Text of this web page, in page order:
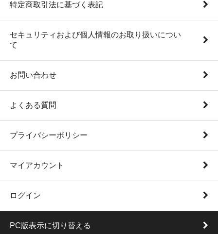
特定商取引法に基づく表記
セキュリティおよび個人情報のお取り扱いについ
て
お問い合わせ
よくある質問
プライバシーポリシー
マイアカウント
ログイン
PC版表示に切り替える